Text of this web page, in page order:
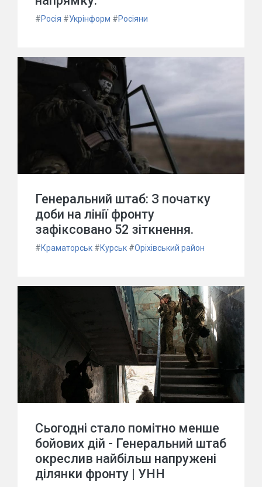
#Росія #Укрінформ #Росіяни
Генеральний штаб: З початку
доби на лінії фронту
зафіксовано 52 зіткнення.
#Краматорськ #Курськ #Оріхівський район
Сьогодні стало помітно менше
бойових дій - Генеральний штаб
окреслив найбільш напружені
ділянки фронту | УНН